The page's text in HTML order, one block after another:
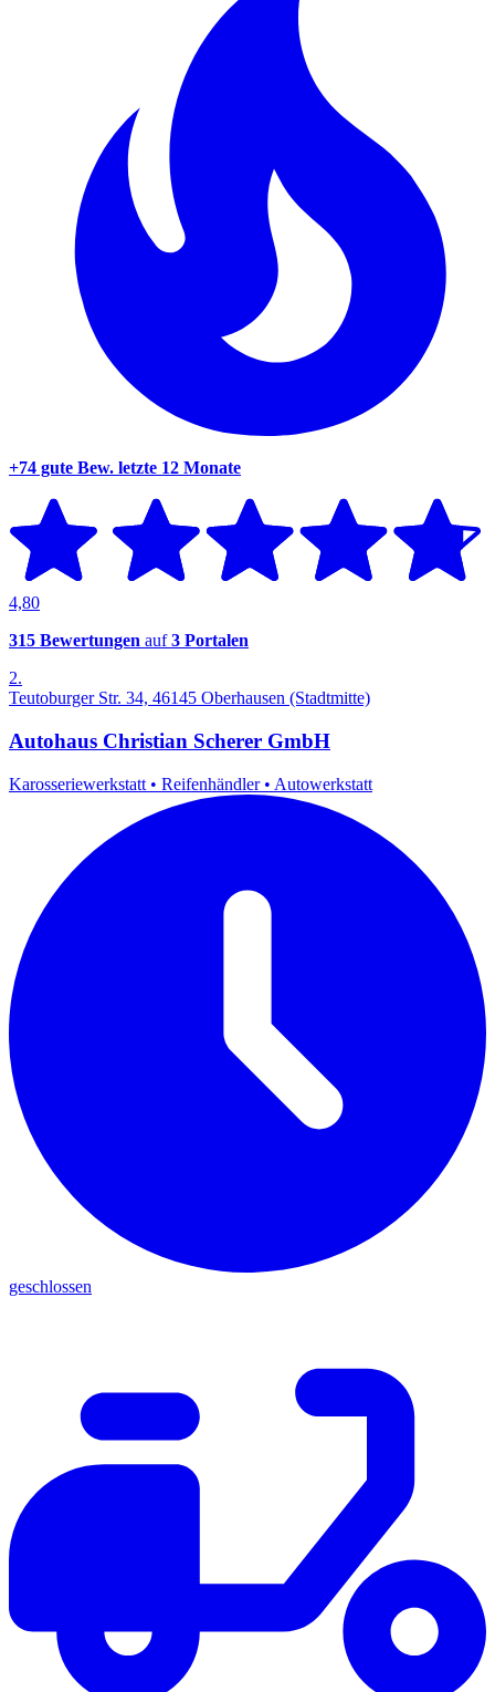
+74 gute Bew. letzte 12 Monate
4,80
315 Bewertungen auf3 Portalen
2.
Teutoburger Str. 34, 46145 Oberhausen (Stadtmitte)
Autohaus Christian Scherer GmbH
Karosseriewerkstatt • Reifenhändler • Autowerkstatt
geschlossen